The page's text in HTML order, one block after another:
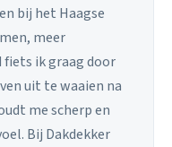
bij het Haagse
meer
ik graag door
uit te waaien na
me scherp en
Bij Dakdekker